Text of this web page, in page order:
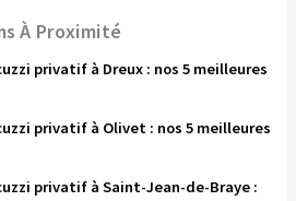
À Proximité
privatif à Dreux : nos 5 meilleures
privatif à Olivet : nos 5 meilleures
privatif à Saint-Jean-de-Braye :